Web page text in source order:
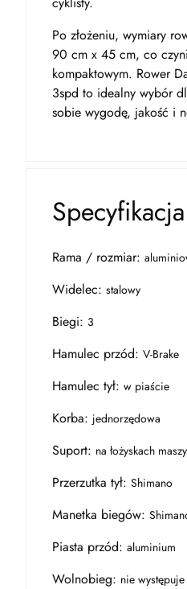
Po złożeniu, wymiary
90 cm x 45 cm, co
kompaktowym. Rower
3spd to idealny wybór
sobie wygodę, jakość i
Specyfikacja
Rama / rozmiar:
Widelec: stalowy
Biegi: 3
Hamulec przód: V-Brake
Hamulec tył: w piaście
Korba: jednorzędowa
Suport: na łożyskach
Przerzutka tył: Shimano
Manetka biegów:
Piasta przód: aluminium
Wolnobieg: nie występuje